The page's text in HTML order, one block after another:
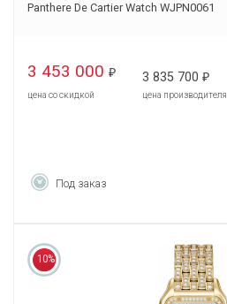
Panthere De Cartier Watch WJPN0061
3 453 000 ₽
цена со скидкой
3 835 700 ₽
цена производителя
Под заказ
10%